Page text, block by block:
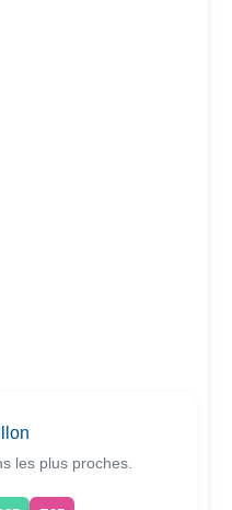
les plus proches.